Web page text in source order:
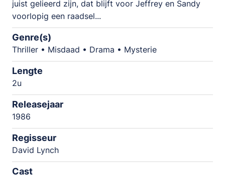
juist gelieerd zijn, dat blijft voor Jeffrey en Sandy
voorlopig een raadsel...
Genre(s)
Thriller • Misdaad • Drama • Mysterie
Lengte
2u
Releasejaar
1986
Regisseur
David Lynch
Cast